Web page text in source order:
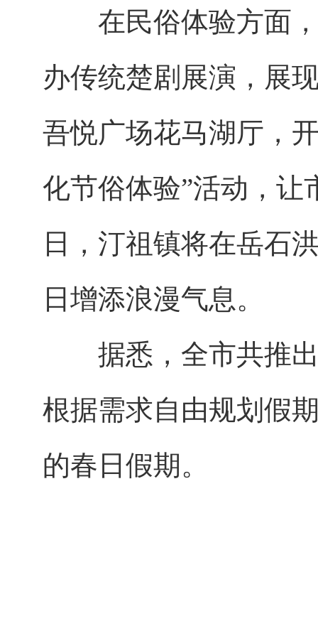
在民俗体验方面，
办传统楚剧展演，展
吾悦广场花马湖厅，
化节俗体验”活动，让
日，汀祖镇将在岳石
日增添浪漫气息。
据悉，全市共推出
根据需求自由规划假
的春日假期。